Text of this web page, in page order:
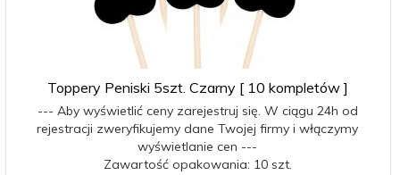
Toppery Peniski 5szt. Czarny [ 10 kompletów ]
--- Aby wyświetlić ceny zarejestruj się. W ciągu 24h od
rejestracji zweryfikujemy dane Twojej firmy i włączymy
wyświetlanie cen ---
Zawartość opakowania: 10 szt.